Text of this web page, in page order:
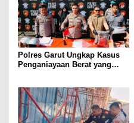
Polres Garut Ungkap Kasus
Penganiayaan Berat yang